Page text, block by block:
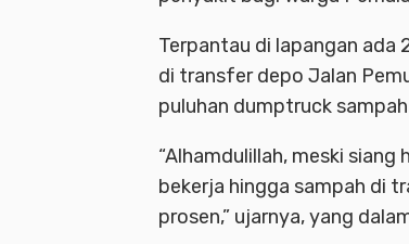
Terpantau di lapangan
di transfer depo Jalan
puluhan dumptruck
“Alhamdulillah, meski
bekerja hingga sampah di
prosen,” ujarnya, yang